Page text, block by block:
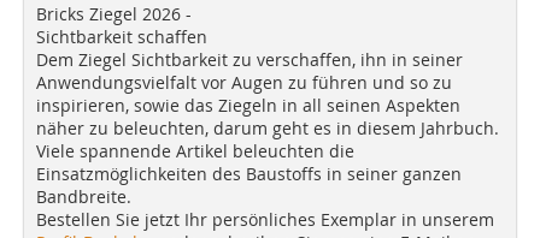
Bricks Ziegel 2026 -
Sichtbarkeit schaffen
Dem Ziegel Sichtbarkeit zu verschaffen, ihn in seiner
Anwendungsvielfalt vor Augen zu führen und so zu
inspirieren, sowie das Ziegeln in all seinen Aspekten
näher zu beleuchten, darum geht es in diesem Jahrbuch.
Viele spannende Artikel beleuchten die
Einsatzmöglichkeiten des Baustoffs in seiner ganzen
Bandbreite.
Bestellen Sie jetzt Ihr persönliches Exemplar in unserem